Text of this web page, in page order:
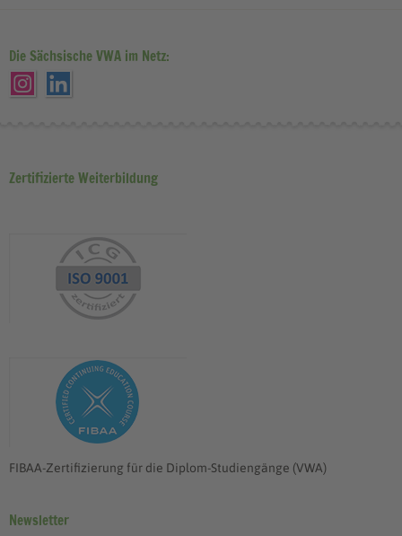
Die Sächsische VWA im Netz:
Zertifizierte Weiterbildung
FIBAA-Zertifizierung für die Diplom-Studiengänge (VWA)
Newsletter